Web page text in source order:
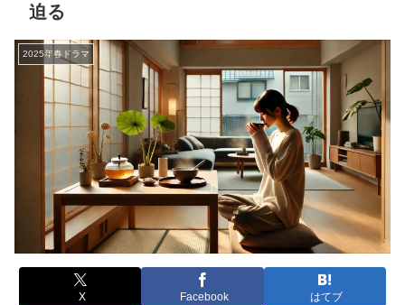
迫る
2025年春ドラマ
X Facebook はてブ